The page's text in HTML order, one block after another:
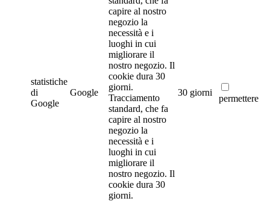
statistiche
di
Google
Google
capire al nostro
negozio la
necessità e i
luoghi in cui
migliorare il
nostro negozio. Il
cookie dura 30
giorni.
Tracciamento
standard, che fa
capire al nostro
negozio la
necessità e i
luoghi in cui
migliorare il
nostro negozio. Il
cookie dura 30
giorni.
30 giorni
permettere